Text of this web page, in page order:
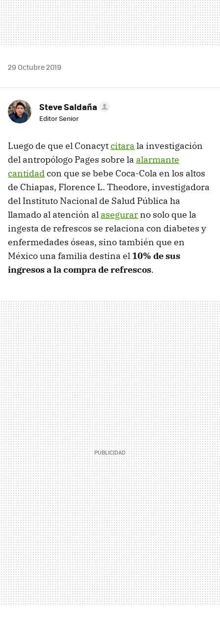
29 Octubre 2019
Steve Saldaña
Editor Senior
Luego de que el Conacytcitara la investigación
del antropólogo Pages sobre la alarmante
cantidadcon que se bebe Coca-Cola en los altos
de Chiapas, Florence L. Theodore, investigadora
del Instituto Nacional de Salud Pública ha
llamado al atención al asegurar no solo que la
ingesta de refrescos se relaciona con diabetes y
enfermedades óseas, sino también que en
México una familia destina el 10% de sus
ingresos a la compra de refrescos.